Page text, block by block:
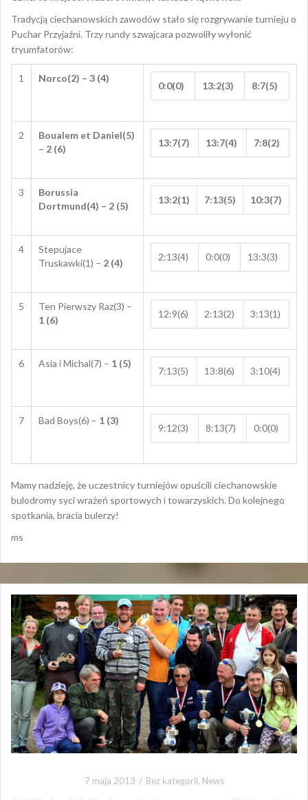
Tradycją ciechanowskich zawodów stało się rozgrywanie turnieju o
Puchar Przyjaźni. Trzy rundy szwajcara pozwoliły wyłonić
tryumfatorów:
1 Norco(2) – 3 (4)
0:0(0) 13:2(3) 8:7(5)
2
Boualem et Daniel(5)
– 2 (6)
13:7(7) 13:7(4) 7:8(2)
3
Borussia
Dortmund(4) – 2 (5)
13:2(1) 7:13(5) 10:3(7)
4
Stepujace
Truskawki(1) – 2 (4)
2:13(4) 0:0(0) 13:3(3)
5
Ten Pierwszy Raz(3) –
1 (6)
12:9(6) 2:13(2) 3:13(1)
6 Asia i Michal(7) – 1 (5)
7:13(5) 13:8(6) 3:10(4)
7 Bad Boys(6) – 1 (3)
9:12(3) 8:13(7) 0:0(0)
Mamy nadzieję, że uczestnicy turniejów opuścili ciechanowskie
bulodromy syci wrażeń sportowych i towarzyskich. Do kolejnego
spotkania, bracia bulerzy!
ms
7 maja 2013 Bez kategorii, News